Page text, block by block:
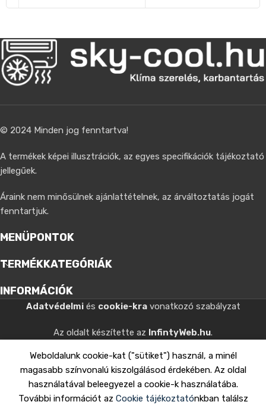
© 2024 Minden jog fenntartva!
A termékek képei illusztrációk, az egyes specifikációk tájékoztató
jellegűek.
Áraink nem minősülnek ajánlattételnek, az árváltoztatás jogát
fenntartjuk.
MENÜPONTOK
TERMÉKKATEGÓRIÁK
INFORMÁCIÓK
Adatvédelmiés cookie-kravonatkozó szabályzat
Az oldalt készítette az InfintyWeb.hu.
Weboldalunk cookie-kat ("sütiket") használ, a minél
magasabb színvonalú kiszolgálásod érdekében. Az oldal
használatával beleegyezel a cookie-k használatába.
További információt az Cookie tájékoztatónkban találsz